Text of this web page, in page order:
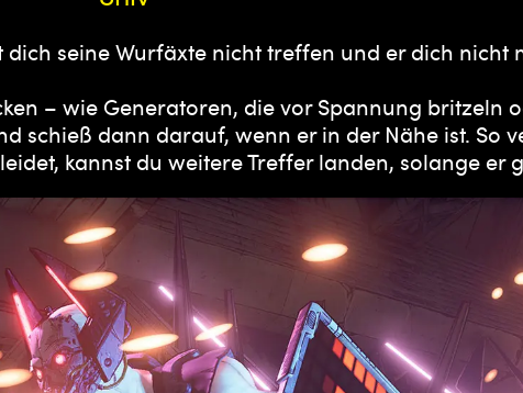
seine Wurfäxte nicht treffen und er dich nicht
– wie Generatoren, die vor Spannung britzeln
schieß dann darauf, wenn er in der Nähe ist. So
kannst du weitere Treffer landen, solange er